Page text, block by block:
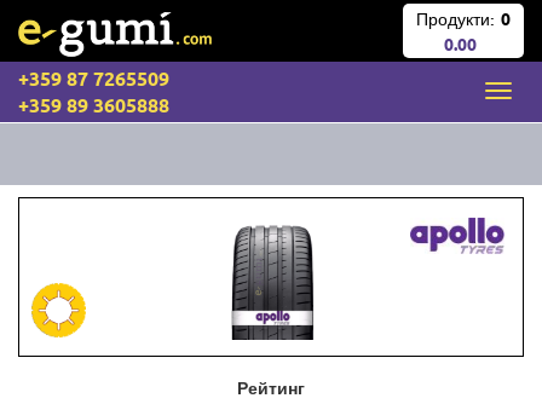
Продукти: 0
0.00
+359 87 7265509
+359 89 3605888
Рейтинг